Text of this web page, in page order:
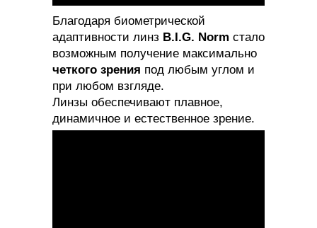
Благодаря биометрической
адаптивности линз B.I.G. Norm стало
возможным получение максимально
четкого зрения под любым углом и
при любом взгляде.
Линзы обеспечивают плавное,
динамичное и естественное зрение.